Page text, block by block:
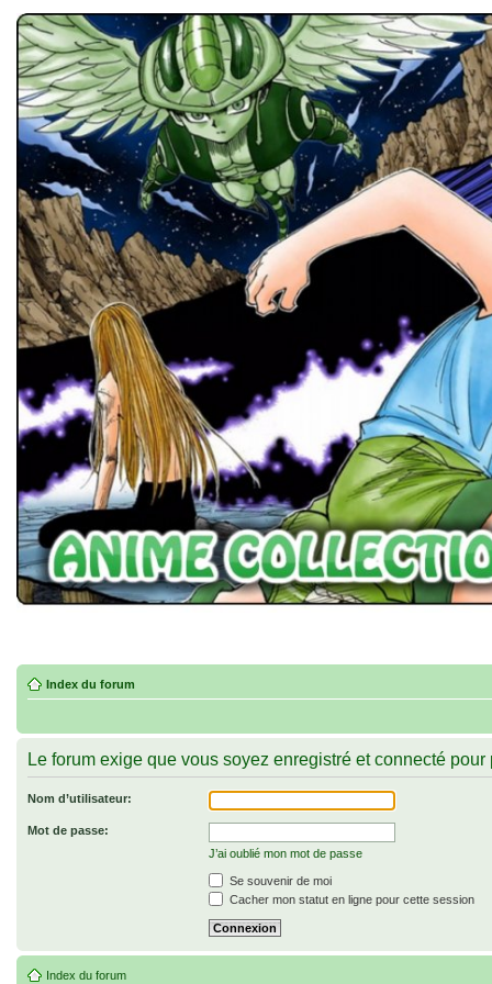
Index du forum
Le forum exige que vous soyez enregistré et connecté
Nom d’utilisateur:
Mot de passe:
J’ai oublié mon mot de passe
Se souvenir de moi
Cacher mon statut en ligne pour cette session
Index du forum